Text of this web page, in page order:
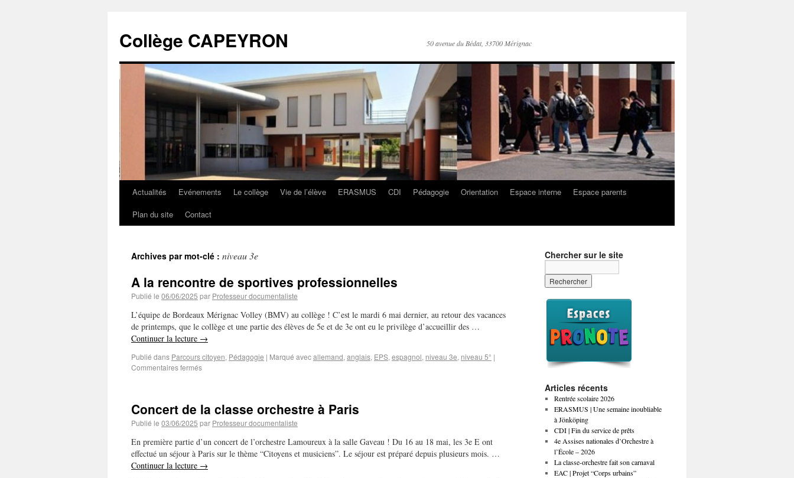
Collège CAPEYRON 50 avenue du Bédat, 33700 Mérignac
Actualités Evénements Le collège Vie de l’élève ERASMUS CDI Pédagogie Orientation Espace interne
Espace parents
Plan du site
Contact
Archives par mot-clé : niveau 3e
A la rencontre de sportives professionnelles
Publié le 06/06/2025 par Professeur documentaliste
L’équipe de Bordeaux Mérignac Volley (BMV) au collège ! C’est le mardi 6 mai dernier, au retour des vacances
de printemps, que le collège et une partie des élèves de 5e et de 3e ont eu le privilège d’accueillir des …
Continuer la lecture →
Publié dans Parcours citoyen, Pédagogie | Marqué avecallemand, anglais, EPS, espagnol, niveau 3e, niveau 5° |
Commentaires fermés
Concert de la classe orchestre à Paris
Publié le 03/06/2025 par Professeur documentaliste
En première partie d’un concert de l’orchestre Lamoureux à la salle Gaveau ! Du 16 au 18 mai, les 3e E ont
effectué un séjour à Paris sur le thème “Citoyens et musiciens”. Le séjour est préparé depuis plusieurs mois. …
Continuer la lecture →
Chercher sur le site
Articles récents
Rentrée scolaire 2026
ERASMUS | Une semaine inoubliable
à Jönköping
CDI | Fin du service de prêts
4e Assises nationales d’Orchestre à
l’École – 2026
La classe-orchestre fait son carnaval
EAC | Projet “Corps urbains”